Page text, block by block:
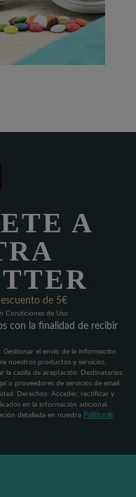
A
de 5€
Condiciones de Uso
con la finalidad de recibir
Gestionar el envío de la información
nuestros productos y servicios.
la casilla de aceptación. Destinatarios:
o proveedores de servicios de email
Derechos: Acceder, rectificar y
en la información adicional.
detallada en nuestra Política de